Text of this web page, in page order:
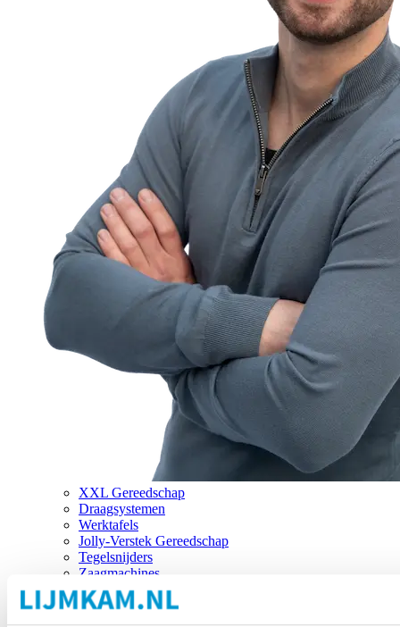
XXL Gereedschap
Draagsystemen
Werktafels
Jolly-Verstek Gereedschap
Tegelsnijders
Zaagmachines
Merken